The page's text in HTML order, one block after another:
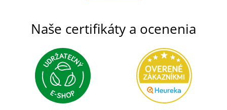
Naše certifikáty a ocenenia